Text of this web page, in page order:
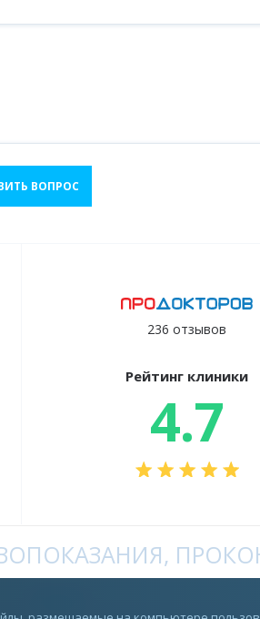
ВОПРОС
236 отзывов
Рейтинг клиники
4.7